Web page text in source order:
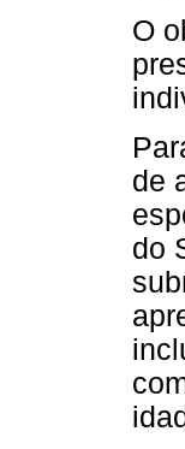
O
de
do